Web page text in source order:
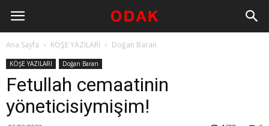
Ana Sayfa KÖŞE YAZILARI Doğan Baran
KÖŞE YAZILARI Doğan Baran
Fetullah cemaatinin
yöneticisiymişim!